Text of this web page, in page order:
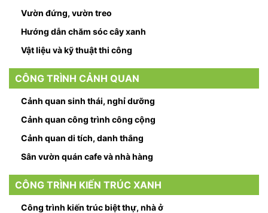
Vườn đứng, vườn treo
Hướng dẫn chăm sóc cây xanh
Vật liệu và kỹ thuật thi công
CÔNG TRÌNH CẢNH QUAN
Cảnh quan sinh thái, nghỉ dưỡng
Cảnh quan công trình công cộng
Cảnh quan di tích, danh thắng
Sân vườn quán cafe và nhà hàng
CÔNG TRÌNH KIẾN TRÚC XANH
Công trình kiến trúc biệt thự, nhà ở